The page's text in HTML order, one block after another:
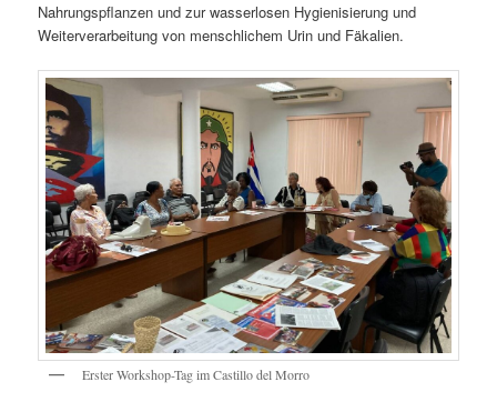
Nahrungspflanzen und zur wasserlosen Hygienisierung und
Weiterverarbeitung von menschlichem Urin und Fäkalien.
Erster Workshop-Tag im Castillo del Morro